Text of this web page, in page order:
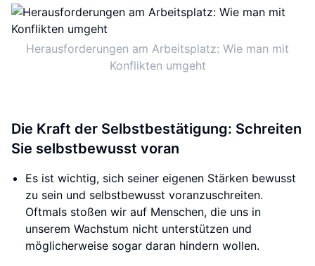
Herausforderungen am Arbeitsplatz: Wie man mit
Konflikten umgeht
Die Kraft der Selbstbestätigung: Schreiten
Sie selbstbewusst voran
Es ist wichtig, sich seiner eigenen Stärken bewusst
zu sein und selbstbewusst voranzuschreiten.
Oftmals stoßen wir auf Menschen, die uns in
unserem Wachstum nicht unterstützen und
möglicherweise sogar daran hindern wollen.